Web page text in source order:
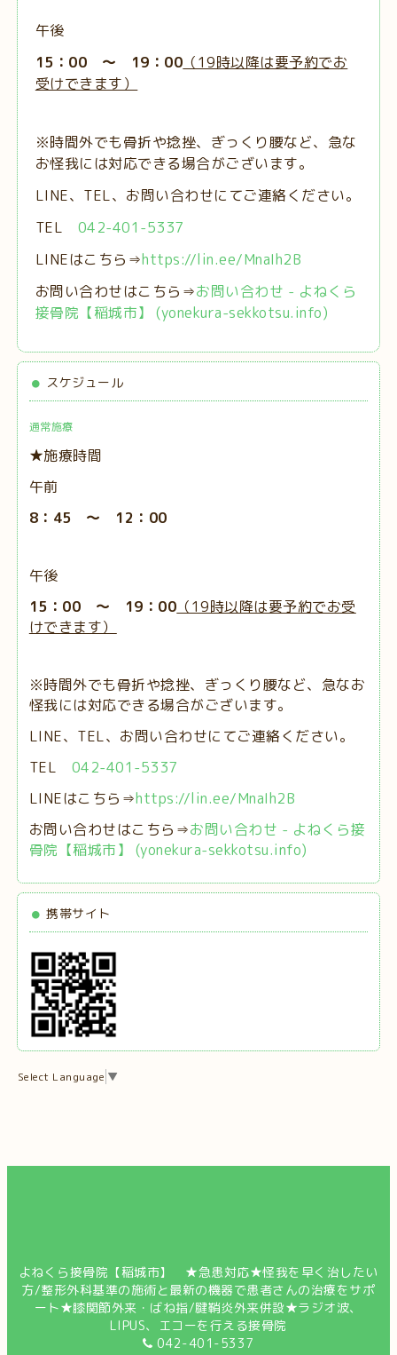
午後
15：00 ～ 19：00 （19時以降は要予約でお
受けできます）
※時間外でも骨折や捻挫、ぎっくり腰など、急な
お怪我には対応できる場合がございます。
LINE、TEL、お問い合わせにてご連絡ください。
TEL 042-401-5337
LINEはこちら⇒https://lin.ee/MnaIh2B
お問い合わせはこちら⇒お問い合わせ - よねくら
接骨院【稲城市】 (yonekura-sekkotsu.info)
スケジュール
通常施療
★施療時間
午前
8：45 ～ 12：00
午後
15：00 ～ 19：00 （19時以降は要予約でお受
けできます）
※時間外でも骨折や捻挫、ぎっくり腰など、急なお
怪我には対応できる場合がございます。
LINE、TEL、お問い合わせにてご連絡ください。
TEL 042-401-5337
LINEはこちら⇒https://lin.ee/MnaIh2B
お問い合わせはこちら⇒お問い合わせ - よねくら接
骨院【稲城市】 (yonekura-sekkotsu.info)
携帯サイト
Select Language ▼
よねくら接骨院【稲城市】 ★急患対応★怪我を早く治したい
方/整形外科基準の施術と最新の機器で患者さんの治療をサポ
ート★膝関節外来・ばね指/腱鞘炎外来併設★ラジオ波、
LIPUS、エコーを行える接骨院
042-401-5337